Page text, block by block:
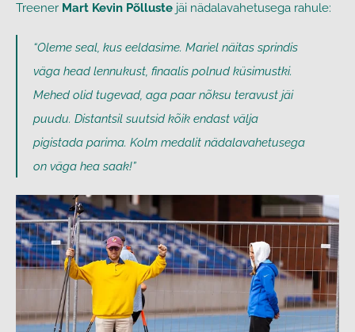
Treener Mart Kevin Põlluste jäi nädalavahetusega rahule:
“Oleme seal, kus eeldasime. Mariel näitas sprindis
väga head lennukust, finaalis polnud küsimustki.
Mehed olid tugevad, aga paar nõksu teravust jäi
puudu. Distantsil suutsid kõik endast välja
pigistada parima. Kolm medalit nädalavahetusega
on väga hea saak!”